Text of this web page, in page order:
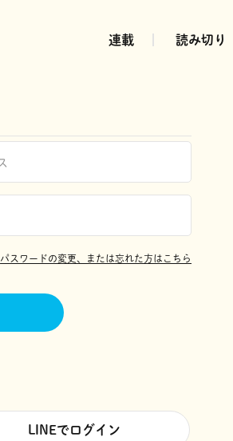
連載 読み切り
パスワードの変更、または忘れた方はこちら
LINEでログイン